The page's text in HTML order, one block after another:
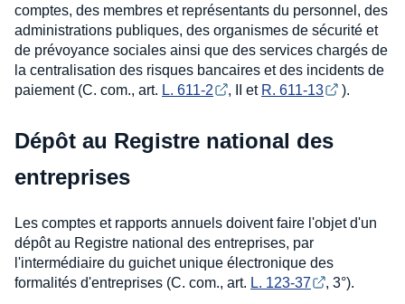
comptes, des membres et représentants du personnel, des
administrations publiques, des organismes de sécurité et
de prévoyance sociales ainsi que des services chargés de
la centralisation des risques bancaires et des incidents de
paiement (C. com., art. L. 611-2 , II et R. 611-13 ).
Dépôt au Registre national des
entreprises
Les comptes et rapports annuels doivent faire l'objet d'un
dépôt au Registre national des entreprises, par
l'intermédiaire du guichet unique électronique des
formalités d'entreprises (C. com., art. L. 123-37 , 3°).